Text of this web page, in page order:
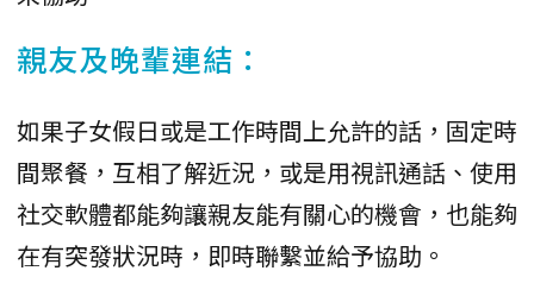
親友及晚輩連結：
如果子女假日或是工作時間上允許的話，固定時
間聚餐，互相了解近況，或是用視訊通話、使用
社交軟體都能夠讓親友能有關心的機會，也能夠
在有突發狀況時，即時聯繫並給予協助。